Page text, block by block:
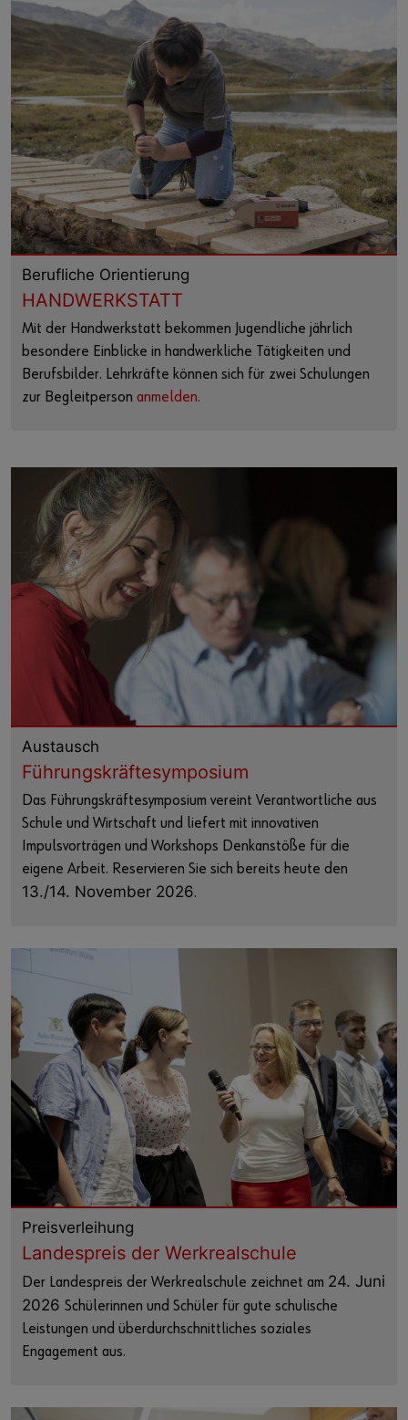
Berufliche Orientierung
HANDWERKSTATT
Mit der Handwerkstatt bekommen Jugendliche jährlich
besondere Einblicke in handwerkliche Tätigkeiten und
Berufsbilder. Lehrkräfte können sich für zwei Schulungen
zur Begleitperson anmelden.
Austausch
Führungskräftesymposium
Das Führungskräftesymposium vereint Verantwortliche aus
Schule und Wirtschaft und liefert mit innovativen
Impulsvorträgen und Workshops Denkanstöße für die
eigene Arbeit. Reservieren Sie sich bereits heute den
13./14. November 2026.
Preisverleihung
Landespreis der Werkrealschule
Der Landespreis der Werkrealschule zeichnet am 24. Juni
2026 Schülerinnen und Schüler für gute schulische
Leistungen und überdurchschnittliches soziales
Engagement aus.